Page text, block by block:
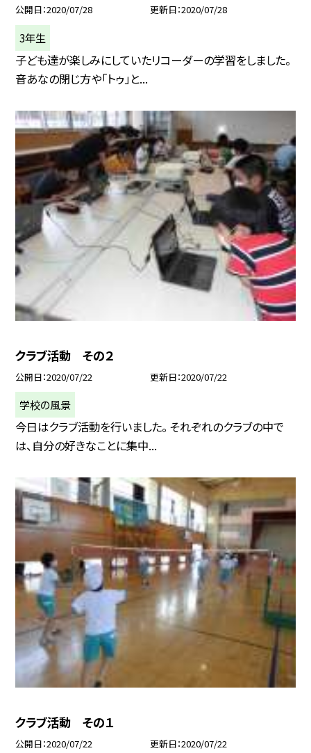
公開日 2020/07/28 更新日 2020/07/28
3年生
子ども達が楽しみにしていたリコーダーの学習をしました。
音あなの閉じ方や「トゥ」と...
クラブ活動 その２
公開日 2020/07/22 更新日 2020/07/22
学校の風景
今日はクラブ活動を行いました。 それぞれのクラブの中で
は、自分の好きなことに集中...
クラブ活動 その１
公開日 2020/07/22 更新日 2020/07/22